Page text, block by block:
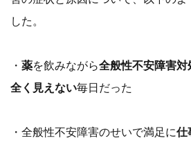
した。
・ 薬を飲みながら全般性不安障害対
全く見えない毎日だった
・全般性不安障害のせいで満足に仕